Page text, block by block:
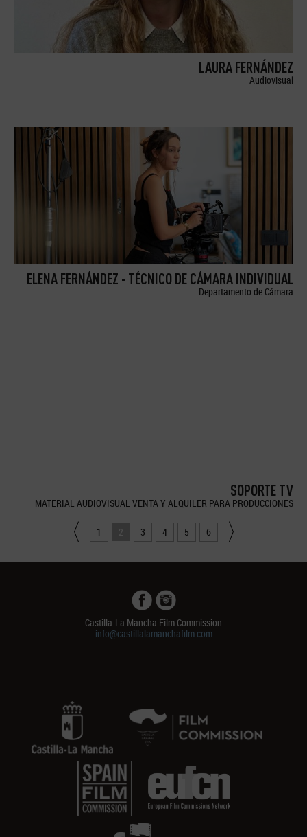
LAURA FERNÁNDEZ
Audiovisual
ELENA FERNÁNDEZ - TÉCNICO DE CÁMARA INDIVIDUAL
Departamento de Cámara
SOPORTE TV
MATERIAL AUDIOVISUAL VENTA Y ALQUILER PARA PRODUCCIONES
1 2 3 4 5 6
Castilla-La Mancha Film Commission
info@castillalamanchafilm.com